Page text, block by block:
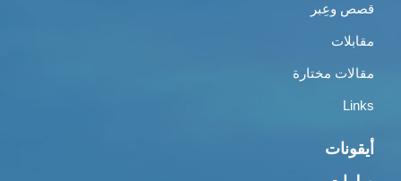
قصص وعِبر
مقابلات
مقالات مختارة
Links
أيقونات